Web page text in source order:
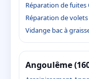
Réparation de fuites
Réparation de
Vidange bac à
Angoulême